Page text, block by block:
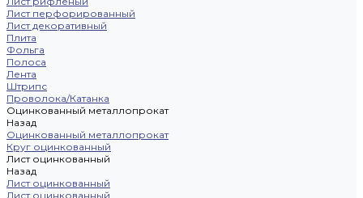
Лист перфорированный
Лист декоративный
Плита
Фольга
Полоса
Лента
Штрипс
Проволока/Катанка
Оцинкованный металлопрокат
Назад
Оцинкованный металлопрокат
Круг оцинкованный
Лист оцинкованный
Назад
Лист оцинкованный
Лист оцинкованный